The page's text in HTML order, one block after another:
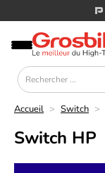
Accueil > Switch >
Switch HP